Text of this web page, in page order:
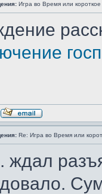
Игра во Время или
Re: Игра во Время или
ждал